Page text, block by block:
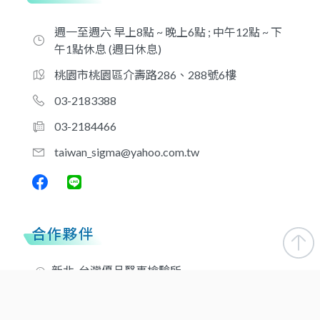
週一至週六 早上8點 ~ 晚上6點 ; 中午12點 ~ 下
午1點休息 (週日休息)
桃園市桃園區介壽路286、288號6樓
03-2183388
03-2184466
taiwan_sigma@yahoo.com.tw
合作夥伴
新北-台灣優品醫事檢驗所